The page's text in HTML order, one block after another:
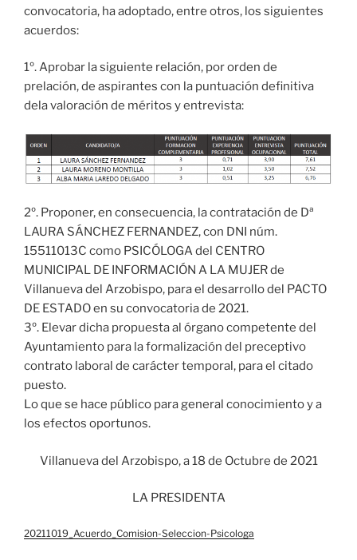
convocatoria, ha adoptado, entre otros, los siguientes
acuerdos:
1º. Aprobar la siguiente relación, por orden de
prelación, de aspirantes con la puntuación definitiva
dela valoración de méritos y entrevista:
2º. Proponer, en consecuencia, la contratación de Dª
LAURA SÁNCHEZ FERNANDEZ, con DNI núm.
15511013C como PSICÓLOGA del CENTRO
MUNICIPAL DE INFORMACIÓN A LA MUJER de
Villanueva del Arzobispo, para el desarrollo del PACTO
DE ESTADO en su convocatoria de 2021.
3º. Elevar dicha propuesta al órgano competente del
Ayuntamiento para la formalización del preceptivo
contrato laboral de carácter temporal, para el citado
puesto.
Lo que se hace público para general conocimiento y a
los efectos oportunos.
Villanueva del Arzobispo, a 18 de Octubre de 2021
LA PRESIDENTA
20211019_Acuerdo_Comision-Seleccion-Psicologa